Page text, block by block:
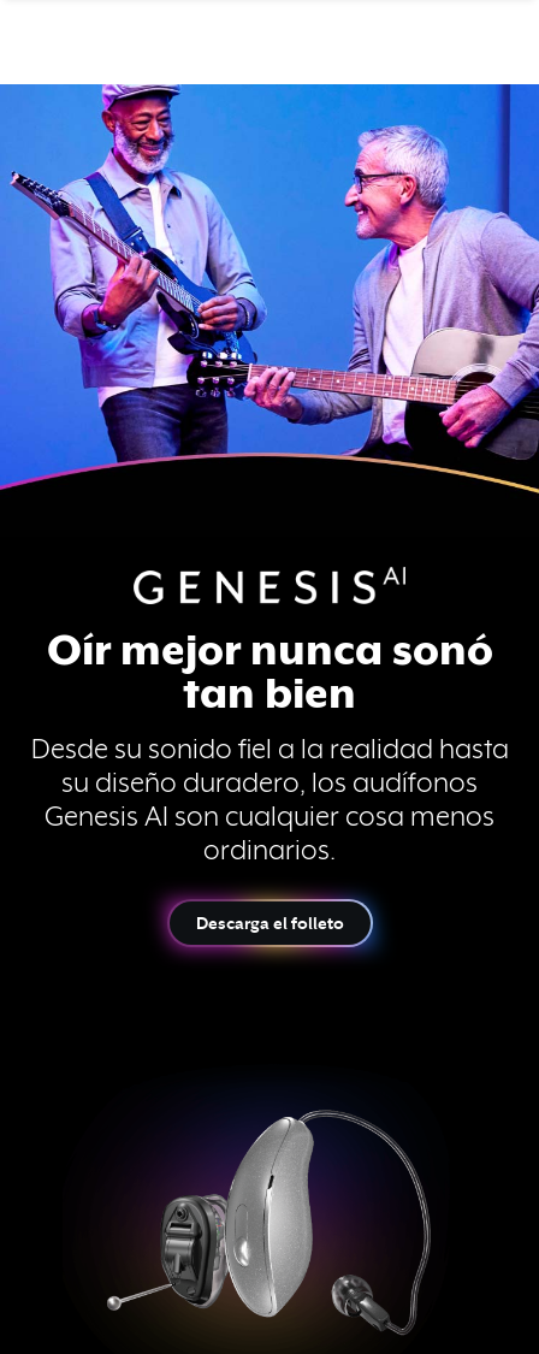
Genesis AI
Oír mejor nunca sonó
tan bien
Desde su sonido fiel a la realidad hasta
su diseño duradero, los audífonos
Genesis AI son cualquier cosa menos
ordinarios.
Descarga el folleto